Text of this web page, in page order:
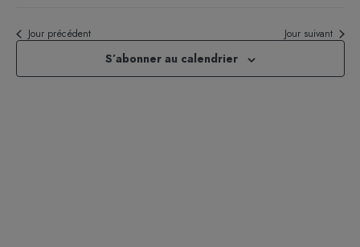
de
une
date.
Jour précédent Jour suivant
S’abonner au calendrier